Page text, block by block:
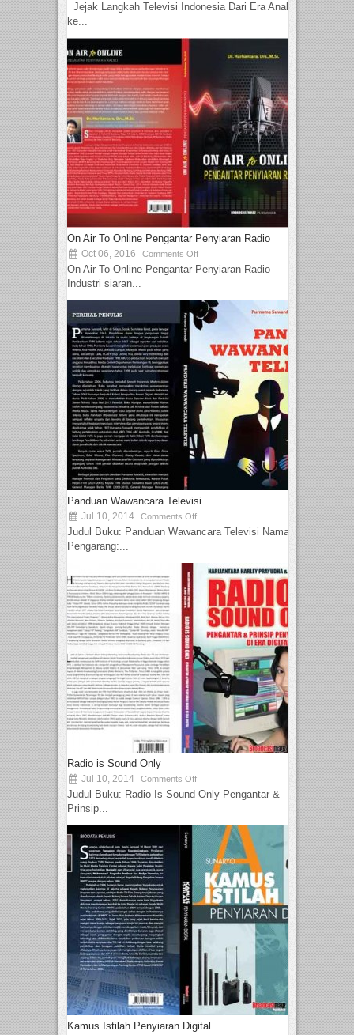
Jejak Langkah Televisi Indonesia Dari Era Analog
ke...
On Air To Online Pengantar Penyiaran Radio
Oct 06, 2016 Comments Off
On Air To Online Pengantar Penyiaran Radio
Industri siaran...
Panduan Wawancara Televisi
Jul 10, 2014 Comments Off
Judul Buku: Panduan Wawancara Televisi Nama
Pengarang:...
Radio is Sound Only
Jul 10, 2014 Comments Off
Judul Buku: Radio Is Sound Only Pengantar &
Prinsip...
Kamus Istilah Penyiaran Digital